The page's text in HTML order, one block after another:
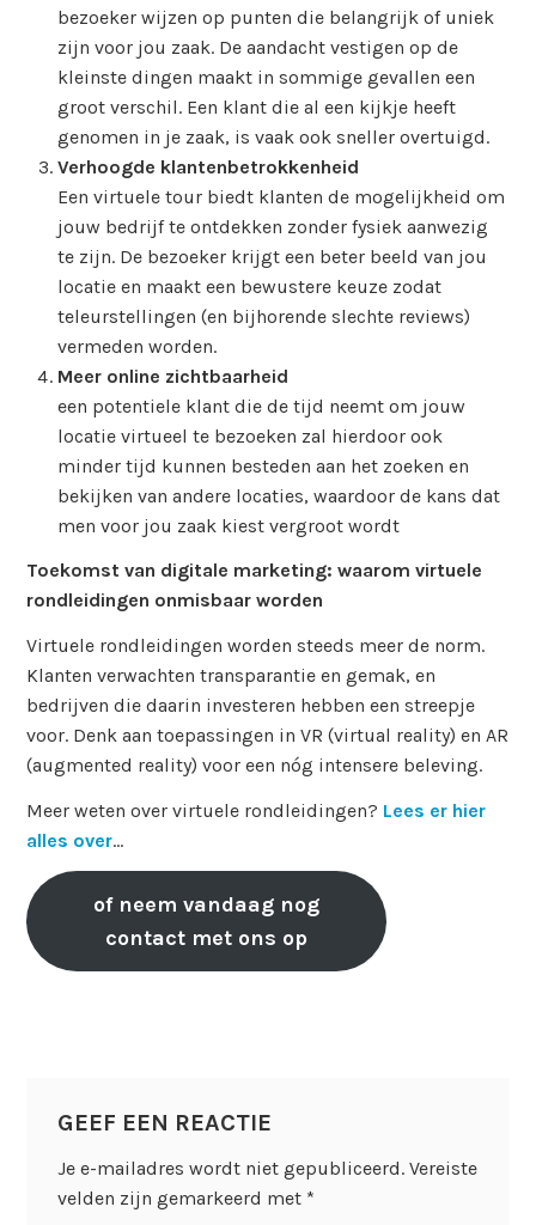
bezoeker wijzen op punten die belangrijk of uniek
zijn voor jou zaak. De aandacht vestigen op de
kleinste dingen maakt in sommige gevallen een
groot verschil. Een klant die al een kijkje heeft
genomen in je zaak, is vaak ook sneller overtuigd.
Verhoogde klantenbetrokkenheid
Een virtuele tour biedt klanten de mogelijkheid om
jouw bedrijf te ontdekken zonder fysiek aanwezig
te zijn. De bezoeker krijgt een beter beeld van jou
locatie en maakt een bewustere keuze zodat
teleurstellingen (en bijhorende slechte reviews)
vermeden worden.
Meer online zichtbaarheid
een potentiele klant die de tijd neemt om jouw
locatie virtueel te bezoeken zal hierdoor ook
minder tijd kunnen besteden aan het zoeken en
bekijken van andere locaties, waardoor de kans dat
men voor jou zaak kiest vergroot wordt
Toekomst van digitale marketing: waarom virtuele
rondleidingen onmisbaar worden
Virtuele rondleidingen worden steeds meer de norm.
Klanten verwachten transparantie en gemak, en
bedrijven die daarin investeren hebben een streepje
voor. Denk aan toepassingen in VR (virtual reality) en AR
(augmented reality) voor een nóg intensere beleving.
Meer weten over virtuele rondleidingen? Lees er hier
alles over…
of neem vandaag nog
contact met ons op
GEEF EEN REACTIE
Je e-mailadres wordt niet gepubliceerd. Vereiste
velden zijn gemarkeerd met *